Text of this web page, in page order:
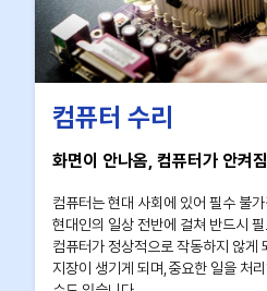
컴퓨터 수리
화면이 안나옴, 컴퓨터가 안켜
컴퓨터는 현대 사회에 있어 필수 불
현대인의 일상 전반에 걸쳐 반드시
컴퓨터가 정상적으로 작동하지 않게
지장이 생기게 되며,중요한 일을 처